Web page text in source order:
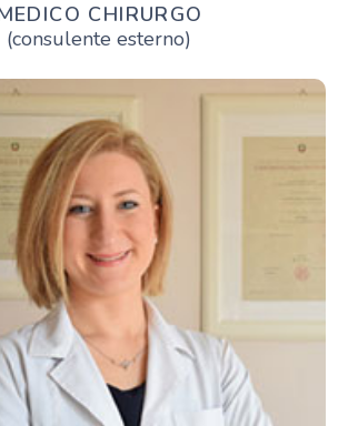
CHIRURGO
(consulente esterno)